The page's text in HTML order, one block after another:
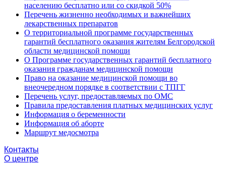
населению бесплатно или со скидкой 50%
Перечень жизненно необходимых и важнейших
лекарственных препаратов
О территориальной программе государственных
гарантий бесплатного оказания жителям Белгородской
области медицинской помощи
О Программе государственных гарантий бесплатного
оказания гражданам медицинской помощи
Право на оказание медицинской помощи во
внеочередном порядке в соответствии с ТПГГ
Перечень услуг, предоставляемых по ОМС
Правила предоставления платных медицинских услуг
Информация о беременности
Информация об аборте
Маршрут медосмотра
Контакты
О центре